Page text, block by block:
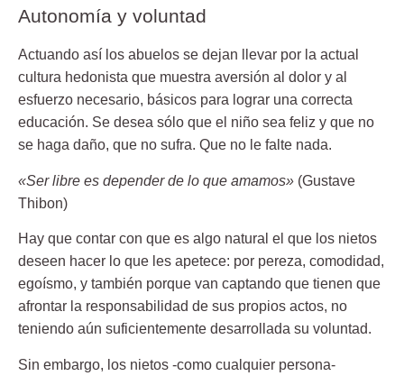
Autonomía y voluntad
Actuando así los abuelos se dejan llevar por la actual
cultura hedonista que muestra aversión al dolor y al
esfuerzo necesario, básicos para lograr una correcta
educación. Se desea sólo que el niño sea feliz y que no
se haga daño, que no sufra. Que no le falte nada.
«Ser libre es depender de lo que amamos» (Gustave
Thibon)
Hay que contar con que es algo natural el que los nietos
deseen hacer lo que les apetece: por pereza, comodidad,
egoísmo, y también porque van captando que tienen que
afrontar la responsabilidad de sus propios actos, no
teniendo aún suficientemente desarrollada su voluntad.
Sin embargo, los nietos -como cualquier persona-